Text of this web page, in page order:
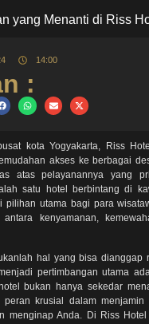
yang Menanti di Riss
14:00
:
kota Yogyakarta, Riss
akses ke berbagai
atas pelayanannya yang
satu hotel berbintang di
pilihan utama bagi para
antara kenyamanan,
hal yang bisa dianggap
pertimbangan utama
bukan hanya sekedar
krusial dalam menjamin
menginap Anda. Di Riss